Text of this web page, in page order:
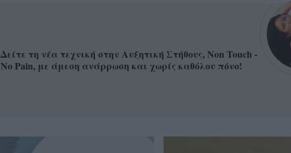
Δείτε τη νέα τεχνική στην Αυξητική Στήθους, Non Touch -
No Pain, με άμεση ανάρρωση και χωρίς καθόλου πόνο!